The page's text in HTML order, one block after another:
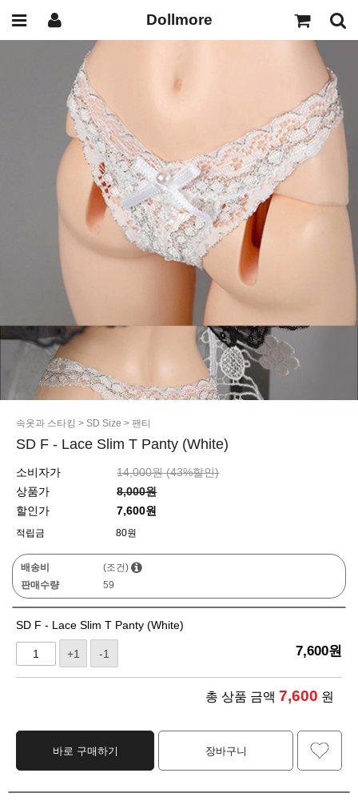
Dollmore
속옷과 스타킹 > SD Size > 팬티
SD F - Lace Slim T Panty (White)
소비자가 14,000원 (43%할인)
상품가
8,000원
할인가
7,600원
적립금 80원
배송비
(조건)
판매수량
59
SD F - Lace Slim T Panty (White)
+1 -1 7,600원
총 상품 금액 7,600 원
바로 구매하기 장바구니